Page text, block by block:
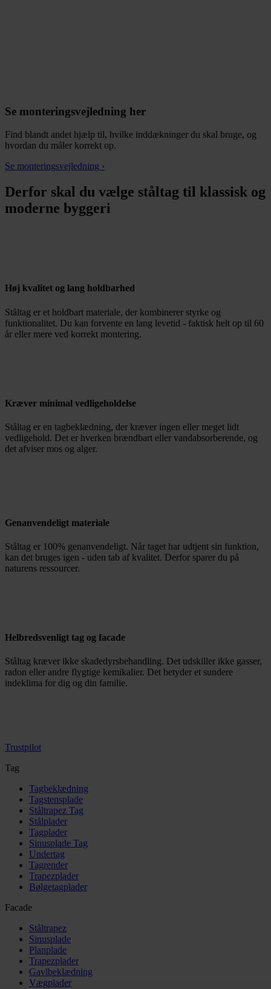
Se monteringsvejledning her
Find blandt andet hjælp til, hvilke inddækninger du skal bruge, og
hvordan du måler korrekt op.
Se monteringsvejledning ›
Derfor skal du vælge ståltag til klassisk og
moderne byggeri
Høj kvalitet og lang holdbarhed
Ståltag er et holdbart materiale, der kombinerer styrke og
funktionalitet. Du kan forvente en lang levetid - faktisk helt op til 60
år eller mere ved korrekt montering.
Kræver minimal vedligeholdelse
Ståltag er en tagbeklædning, der kræver ingen eller meget lidt
vedligehold. Det er hverken brændbart eller vandabsorberende, og
det afviser mos og alger.
Genanvendeligt materiale
Ståltag er 100% genanvendeligt. Når taget har udtjent sin funktion,
kan det bruges igen - uden tab af kvalitet. Derfor sparer du på
naturens ressourcer.
Helbredsvenligt tag og facade
Ståltag kræver ikke skadedyrsbehandling. Det udskiller ikke gasser,
radon eller andre flygtige kemikalier. Det betyder et sundere
indeklima for dig og din familie.
Trustpilot
Tag
Tagbeklædning
Tagstensplade
Ståltrapez Tag
Stålplader
Tagplader
Sinusplade Tag
Undertag
Tagrender
Trapezplader
Bølgetagplader
Facade
Ståltrapez
Sinusplade
Planplade
Trapezplader
Gavlbeklædning
Vægplader